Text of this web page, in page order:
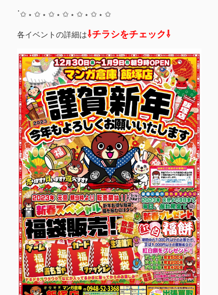
ॱ✩ ⋆ ✩ ⋆ ✩ ⋆ ✩ ⋆ ✩ ⋆ ✩ ⋆ ✩
各イベントの詳細は⇩チラシをチェック⇩